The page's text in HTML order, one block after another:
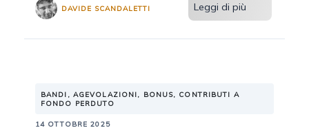
DAVIDE SCANDALETTI Leggi di più
BANDI, AGEVOLAZIONI, BONUS, CONTRIBUTI A
FONDO PERDUTO
14 OTTOBRE 2025